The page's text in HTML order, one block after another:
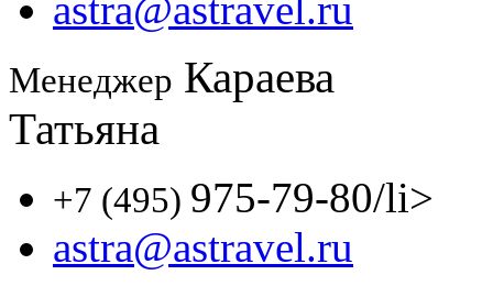
Менеджер Караева
Татьяна
+7 (495) 975-79-80/li>
astra@astravel.ru